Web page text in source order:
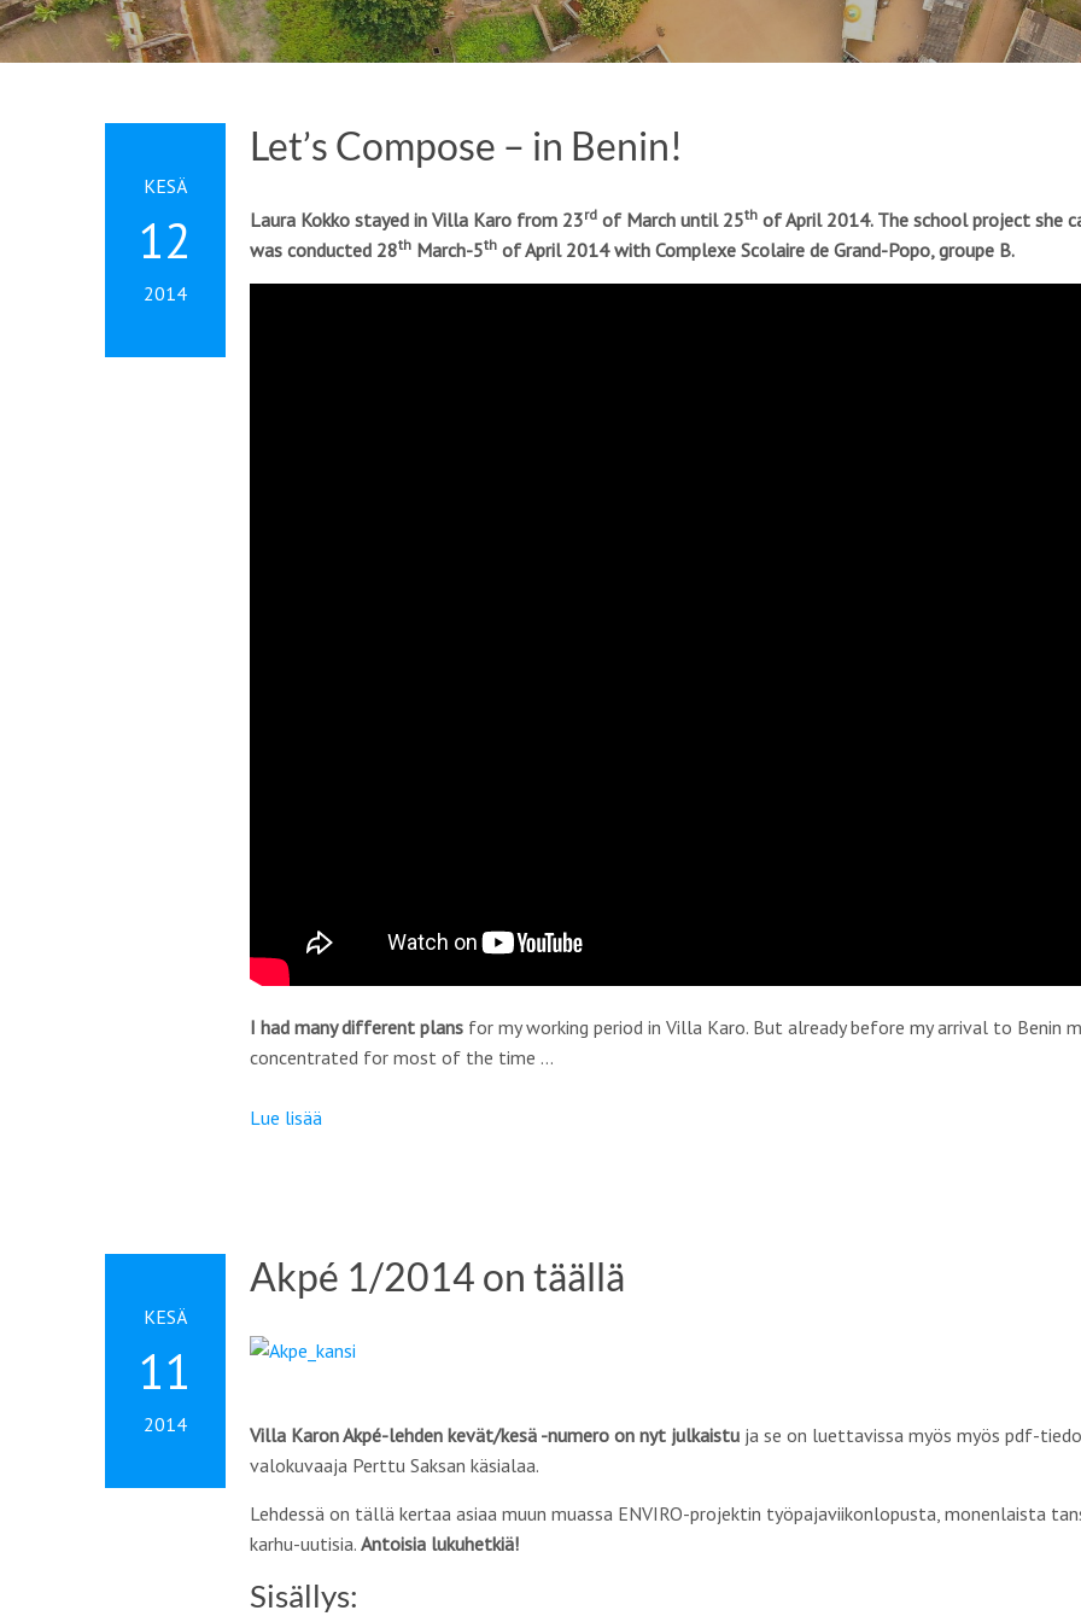
KESÄ
12
2014
Let’s Compose – in Benin!
Laura Kokko stayed in Villa Karo from 23rd of March until 25th of April 2014. The school project she
was conducted 28th March-5th of April 2014 with Complexe Scolaire de Grand-Popo, groupe B.
I had many different plans for my working period in Villa Karo. But already before my arrival to Benin
concentrated for most of the time …
Lue lisää
KESÄ
11
2014
Akpé 1/2014 on täällä
Villa Karon Akpé-lehden kevät/kesä -numero on nyt julkaistu ja se on luettavissa myös myös pdf-
valokuvaaja Perttu Saksan käsialaa.
Lehdessä on tällä kertaa asiaa muun muassa ENVIRO-projektin työpajaviikonlopusta, monenlaista
karhu-uutisia. Antoisia lukuhetkiä!
Sisällys: